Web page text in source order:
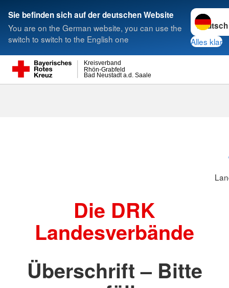
Sie befinden sich auf der deutschen Website
You are on the German website, you can use the
switch to switch to the English one
Sprache
Alles klar
Bad Neustadt a.d. Saale
Rhön-Grabfeld
Kreisverband
Suche
Die DRK
Landesverbände
Überschrift – Bitte